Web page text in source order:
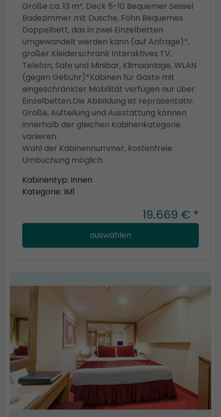
Größe ca. 13 m², Deck 5-10 Bequemer Sessel
Badezimmer mit Dusche, Föhn Bequemes
Doppelbett, das in zwei Einzelbetten
umgewandelt werden kann (auf Anfrage)*,
großer Kleiderschrank Interaktives TV,
Telefon, Safe und Minibar, Klimaanlage, WLAN
(gegen Gebühr)*Kabinen für Gäste mit
eingeschränkter Mobilität verfügen nur über
Einzelbetten.Die Abbildung ist repräsentativ.
Größe, Aufteilung und Ausstattung können
innerhalb der gleichen Kabinenkategorie
variieren.
Wahl der Kabinennummer, kostenfreie
Umbuchung möglich
Kabinentyp: Innen
Kategorie: IM1
19.669 € *
auswählen